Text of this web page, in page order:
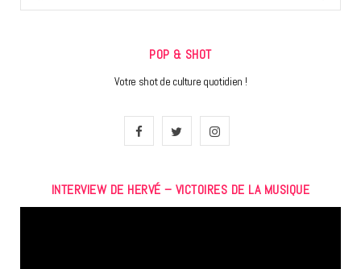
for:
POP & SHOT
Votre shot de culture quotidien !
F
c
i
I
s
INTERVIEW DE HERVÉ – VICTOIRES DE LA MUSIQUE